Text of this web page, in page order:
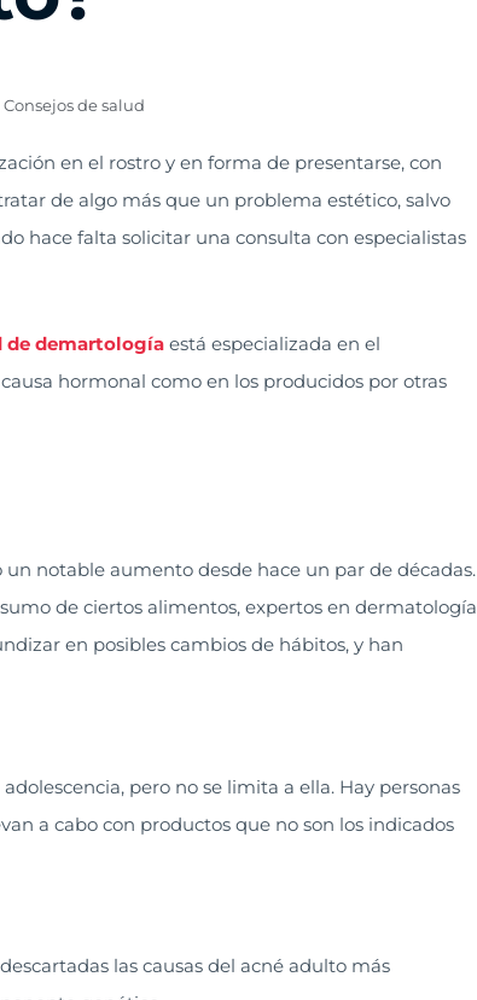
Consejos de salud
en el rostro y en forma de presentarse, con
de algo más que un problema estético, salvo
hace falta solicitar una consulta con especialistas
de demartología está especializada en el
hormonal como en los producidos por otras
notable aumento desde hace un par de décadas.
de ciertos alimentos, expertos en dermatología
en posibles cambios de hábitos, y han
pero no se limita a ella. Hay personas
a cabo con productos que no son los indicados
las causas del acné adulto más